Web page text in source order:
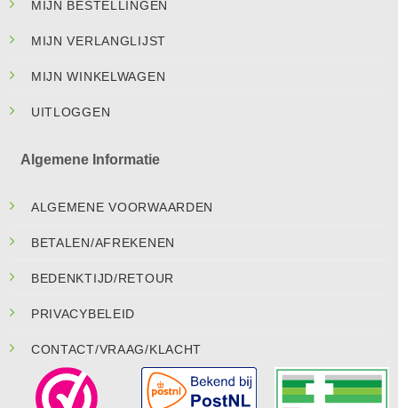
MIJN BESTELLINGEN
MIJN VERLANGLIJST
MIJN WINKELWAGEN
UITLOGGEN
Algemene Informatie
ALGEMENE VOORWAARDEN
BETALEN/AFREKENEN
BEDENKTIJD/RETOUR
PRIVACYBELEID
CONTACT/VRAAG/KLACHT